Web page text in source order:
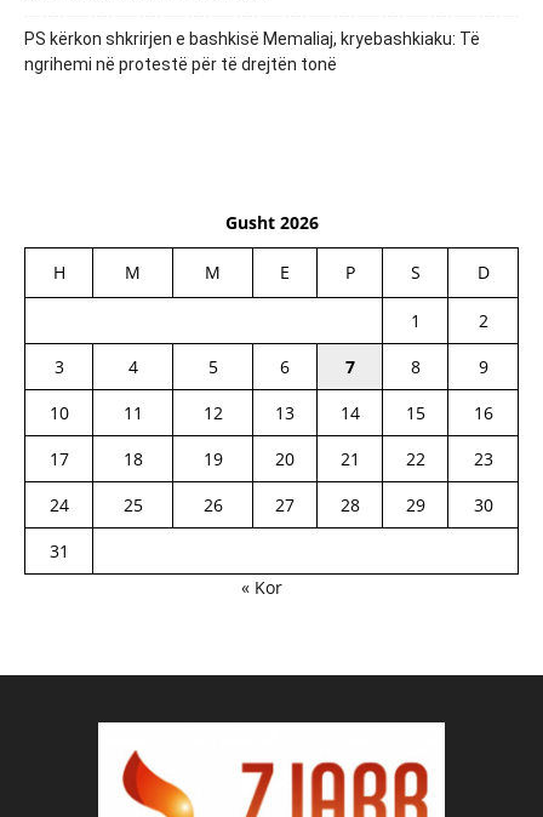
PS kërkon shkrirjen e bashkisë Memaliaj, kryebashkiaku: Të
ngrihemi në protestë për të drejtën tonë
Gusht 2026
H M M E P S D
1
2
3
4 5 6 7 8
9
10
11 12 13 14 15
16
17
18 19 20 21 22
23
24
25 26 27 28 29
30
31
« Kor